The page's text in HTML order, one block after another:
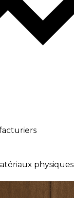
physiques